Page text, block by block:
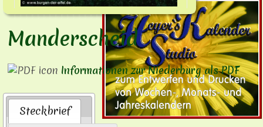
Manderscheid
Informationen zur Niederburg als PDF
Steckbrief